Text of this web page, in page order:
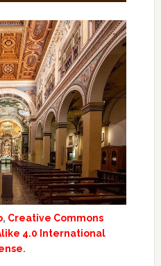
, Creative Commons
4.0 International
.